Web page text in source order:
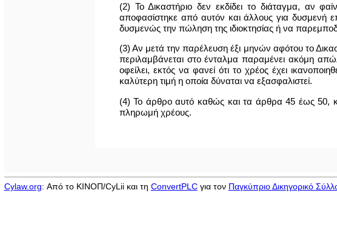
(2) Το Δικαστήριο δεν εκδίδει το διάταγμα, αν
αποφασίστηκε από αυτόν και άλλους για δυσμενή
δυσμενώς την πώληση της ιδιοκτησίας ή να
(3) Αν μετά την παρέλευση έξι μηνών αφότου το
περιλαμβάνεται στο ένταλμα παραμένει ακόμη
οφείλει, εκτός να φανεί ότι το χρέος έχει
καλύτερη τιμή η οποία δύναται να εξασφαλιστεί.
(4) Το άρθρο αυτό καθώς και τα άρθρα 45 έως 50,
πληρωμή χρέους.
Cylaw.org: Από το ΚΙΝOΠ/CyLii και τη ConvertPLCγια τον Παγκύπριο Δικηγορικό